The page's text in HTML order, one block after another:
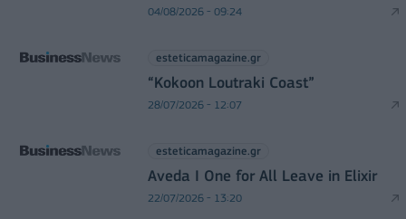
04/08/2026 - 09:24
esteticamagazine.gr
“Kokoon Loutraki Coast”
28/07/2026 - 12:07
esteticamagazine.gr
Aveda I One for All Leave in Elixir
22/07/2026 - 13:20